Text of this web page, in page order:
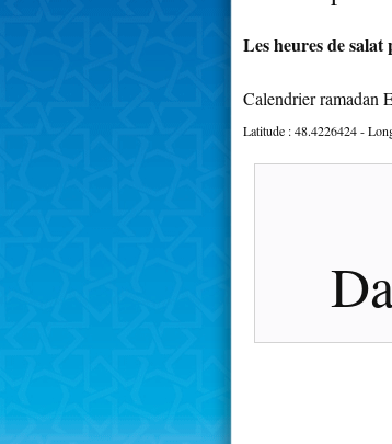
Les heures de
Calendrier ramadan
Latitude :48.4226424-